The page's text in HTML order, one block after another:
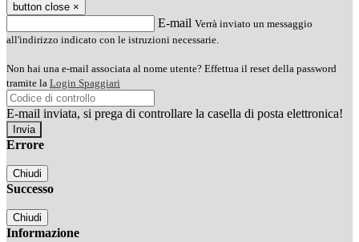
button close ×
E-mail Verrà inviato un messaggio
all'indirizzo indicato con le istruzioni necessarie.
Non hai una e-mail associata al nome utente? Effettua il reset della password
tramite la Login Spaggiari
E-mail inviata, si prega di controllare la casella di posta elettronica!
Errore
Chiudi
Successo
Chiudi
Informazione